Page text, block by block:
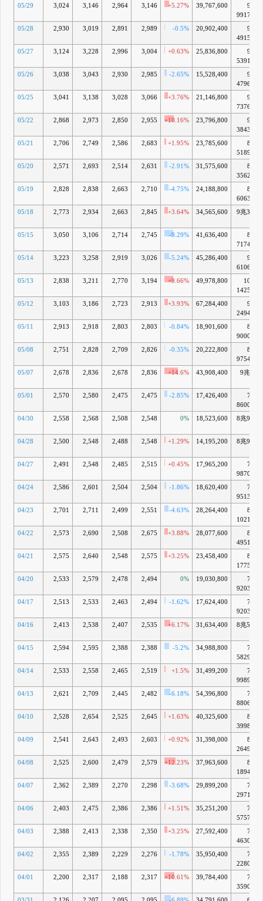
05/29 3,024 3,146 2,964 3,146 +5.27% 39,767,600
9兆
9917億
05/28
2,930 3,019 2,891 2,989 -0.5% 20,902,400
9兆
4915億
05/27
3,124 3,228 2,996 3,004 +0.63% 25,836,800
9兆
5391億
05/26
3,038 3,043 2,930 2,985 -2.65% 15,528,400
9兆
4796億
05/25
3,041 3,138 3,028 3,066 +3.76% 21,146,800
9兆
7376億
05/22
2,868 2,973 2,850 2,955 +10.16% 23,796,800
9兆
3843億
05/21
2,706 2,749 2,586 2,683 +1.95% 23,785,600
8兆
5189億
05/20
2,571 2,693 2,514 2,631 -2.91% 31,575,600
8兆
3562億
05/19
2,828 2,838 2,663 2,710 -4.75% 24,188,800
8兆
6063億
05/18
2,773 2,934 2,663 2,845 +3.64% 34,565,600
9兆350
05/15
3,050 3,106 2,714 2,745 -9.29% 41,636,400
8兆
7174億
05/14
3,223 3,258 2,919 3,026 -5.24% 45,286,400
9兆
6106億
05/13
2,838 3,211 2,770 3,194 +9.66% 49,978,800
10兆
1425億
05/12
3,103 3,186 2,723 2,913 +3.93% 67,284,400
9兆
2494億
05/11
2,913 2,918 2,803 2,803 -0.84% 18,901,600
8兆
9000億
05/08
2,751 2,828 2,709 2,826 -0.35% 20,222,800
8兆
9754億
05/07
2,678 2,836 2,678 2,836 +14.6% 43,908,400
9兆72
05/01
2,570 2,580 2,475 2,475 -2.85% 17,426,400
7兆
8600億
04/30
2,558 2,568 2,508 2,548 0% 18,523,600
8兆902
04/28
2,500 2,548 2,488 2,548 +1.29% 14,195,200
8兆902
04/27
2,491 2,548 2,485 2,515 +0.45% 17,965,200
7兆
9870億
04/24
2,586 2,601 2,504 2,504 -1.86% 18,620,400
7兆
9513億
04/23
2,701 2,711 2,499 2,551 -4.63% 28,264,400
8兆
1021億
04/22
2,573 2,690 2,508 2,675 +3.88% 28,077,600
8兆
4951億
04/21
2,575 2,640 2,548 2,575 +3.25% 23,458,400
8兆
1775億
04/20
2,533 2,579 2,478 2,494 0% 19,030,800
7兆
9203億
04/17
2,513 2,533 2,463 2,494 -1.62% 17,624,400
7兆
9203億
04/16
2,413 2,538 2,407 2,535 +6.17% 31,634,400
8兆505
04/15
2,594 2,595 2,388 2,388 -5.2% 34,988,800
7兆
5829億
04/14
2,533 2,558 2,465 2,519 +1.5% 31,499,200
7兆
9989億
04/13
2,621 2,709 2,445 2,482 -6.18% 54,396,800
7兆
8806億
04/10
2,528 2,654 2,525 2,645 +1.63% 40,325,600
8兆
3998億
04/09
2,541 2,643 2,493 2,603 +0.92% 31,398,000
8兆
2649億
04/08
2,525 2,600 2,479 2,579 +12.23% 37,963,600
8兆
1894億
04/07
2,362 2,389 2,270 2,298 -3.68% 29,899,200
7兆
2971億
04/06
2,403 2,475 2,386 2,386 +1.51% 35,251,200
7兆
5757億
04/03
2,388 2,413 2,338 2,350 +3.25% 27,592,400
7兆
4630億
04/02
2,355 2,389 2,229 2,276 -1.78% 35,950,400
7兆
2280億
04/01
2,200 2,317 2,188 2,317 +10.61% 39,784,400
7兆
3590億